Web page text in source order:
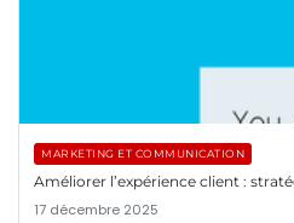
MARKETING ET COMMUNICATION
Améliorer l’expérience client :
17 décembre 2025